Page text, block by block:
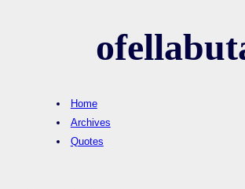
Home
Archives
Quotes